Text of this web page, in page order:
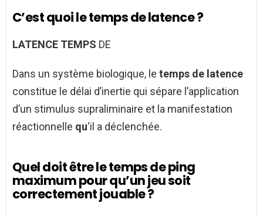
C’est quoi le temps de latence ?
LATENCE TEMPS DE
Dans un système biologique, le temps de latence
constitue le délai d’inertie qui sépare l’application
d’un stimulus supraliminaire et la manifestation
réactionnelle qu‘il a déclenchée.
Quel doit être le temps de ping
maximum pour qu’un jeu soit
correctement jouable ?